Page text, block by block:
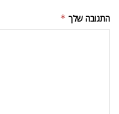
התגובה שלך *